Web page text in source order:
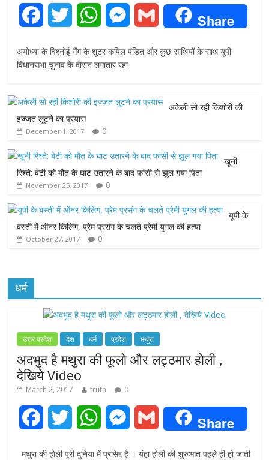
c
o
o
k
i
e
r
W
a
A
p
p
M
g
r
Share
अयोध्या के विश्नोई गैंग के शूटर कपिल पंडित और कुछ साथियों के साथ यूपी
विधानसभा चुनाव के दौरान लगातार रहा
अकेली सो रही किशोरी की
इज्जत लूटने का प्रयास
December 1, 2017 0
खूनी
रिश्ते: बेटी को मौत के घाट उतारने के बाद फांसी से झूल गया पिता
November 25, 2017 0
यूपी के
बस्ती में ऑनर किलिंग, प्रेम प्रसंग के चलते प्रेमी युगल की हत्या
October 27, 2017 0
धर्म
उत्तर प्रदेश देश धर्म प्रदेश मथुरा
अदभुद है मथुरा की फूलो और लट्ठमार होली ,
देखिये Video
March 2, 2017 truth 0
W
M
Share
मथुरा की होली पूरी दुनिया में प्रसिद्द है । यंहा होली की शुरुआत पहले ही हो जाती